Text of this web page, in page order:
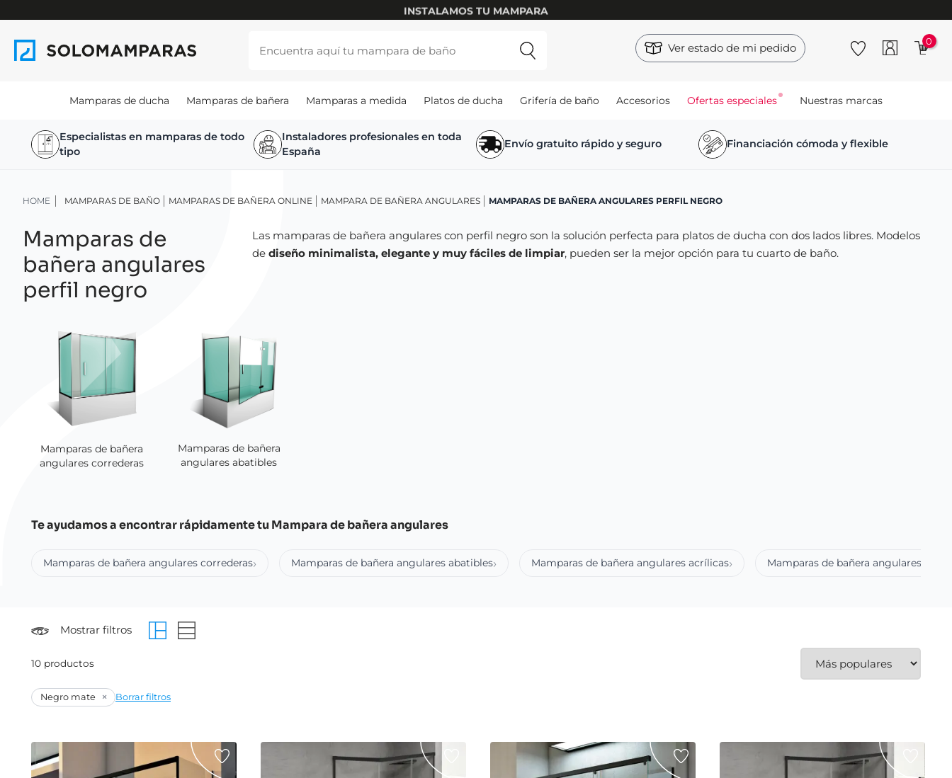
INSTALAMOS TU MAMPARA
Ver estado de mi pedido 0
Mamparas de ducha Mamparas de bañera Mamparas a medida Platos de ducha Grifería de baño Accesorios Ofertas especiales Nuestras marcas
Especialistas en mamparas de todo
tipo
Instaladores profesionales en toda
España
Envío gratuito rápido y seguro Financiación cómoda y flexible
HOME MAMPARAS DE BAÑO MAMPARAS DE BAÑERA ONLINE MAMPARA DE BAÑERA ANGULARES MAMPARAS DE BAÑERA ANGULARES PERFIL NEGRO
Mamparas de
bañera angulares
perfil negro
Las mamparas de bañera angulares con perfil negro son la solución perfecta para platos de ducha con dos lados libres. Modelos
de diseño minimalista, elegante y muy fáciles de limpiar, pueden ser la mejor opción para tu cuarto de baño.
Mamparas de bañera
angulares correderas
Mamparas de bañera
angulares abatibles
Te ayudamos a encontrar rápidamente tu Mampara de bañera angulares
Mamparas de bañera angulares correderas Mamparas de bañera angulares abatibles Mamparas de bañera angulares acrílicas Mamparas de bañera angulares
Mostrar filtros
10 productos
Negro mate × Borrar filtros